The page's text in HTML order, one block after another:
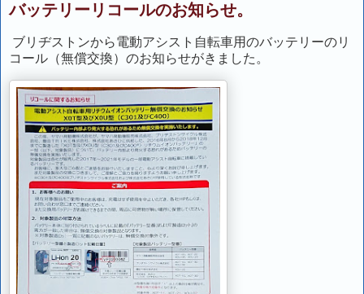
バッテリーリコールのお知らせ。
ブリヂストンから電動アシスト自転車用のバッテリーのリ
コール（無償交換）のお知らせがきました。